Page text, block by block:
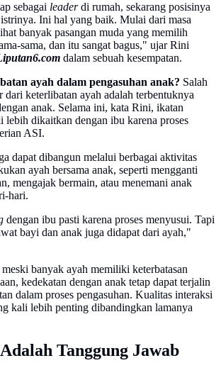
sebagai leaderdi rumah, sekarang posisinya
Ini hal yang baik. Mulai dari masa
banyak pasangan muda yang memilih
sama, dan itu sangat bagus," ujar Rini
dalam sebuah kesempatan.
ayah dalam pengasuhan anak? Salah
dari keterlibatan ayah adalah terbentuknya
anak. Selama ini, kata Rini, ikatan
lebih dikaitkan dengan ibu karena proses
ASI.
dapat dibangun melalui berbagai aktivitas
ayah bersama anak, seperti mengganti
mengajak bermain, atau menemani anak
hari.
dengan ibu pasti karena proses menyusui. Tapi
bayi dan anak juga didapat dari ayah,"
banyak ayah memiliki keterbatasan
kedekatan dengan anak tetap dapat terjalin
dalam proses pengasuhan. Kualitas interaksi
kali lebih penting dibandingkan lamanya
Tanggung Jawab